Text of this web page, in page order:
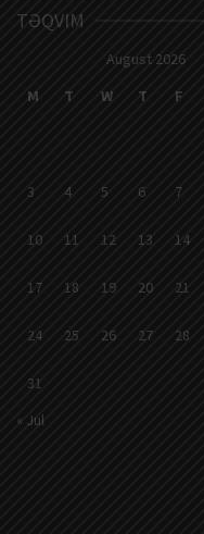
TƏQVIM
August 2026
M
T W T F
3 4 5 6 7
10 11 12 13 14
17 18 19 20 21
24 25 26 27 28
31
« Jul